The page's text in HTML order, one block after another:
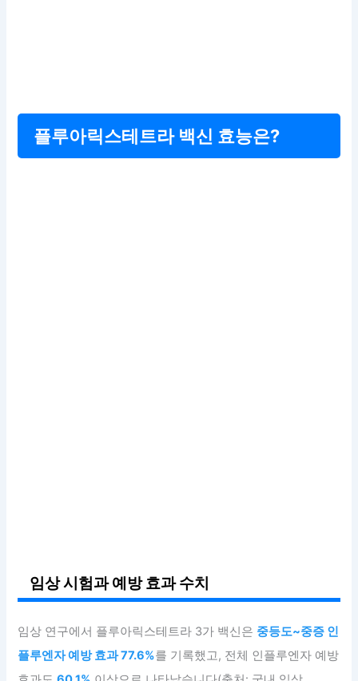
플루아릭스테트라 백신 효능은?
임상 시험과 예방 효과 수치
임상 연구에서 플루아릭스테트라 3가 백신은 중등도~중증 인
플루엔자 예방 효과 77.6%를 기록했고, 전체 인플루엔자 예방